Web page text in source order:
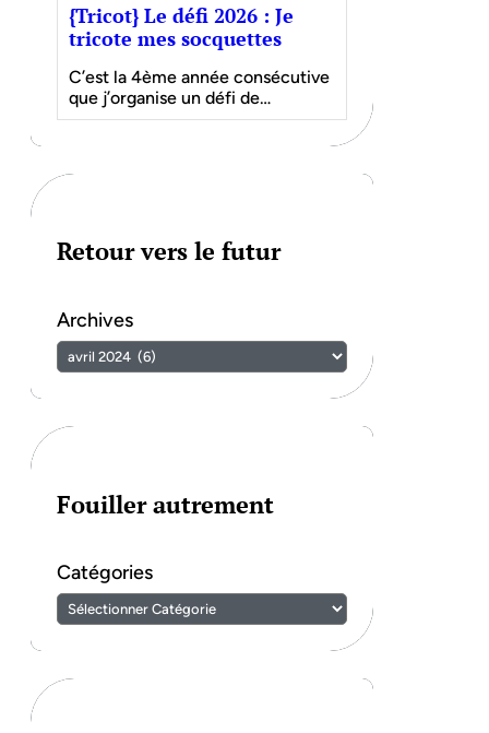
{Tricot} Le défi 2026 : Je
tricote mes socquettes
C’est la 4ème année consécutive
que j’organise un défi de…
Retour vers le futur
Archives
Fouiller autrement
Catégories